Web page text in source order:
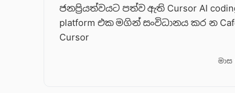
ජනප්‍රියත්වයට පත්ව ඇති Cursor AI
platform එක මගින් සංවිධානය කර න
Cursor